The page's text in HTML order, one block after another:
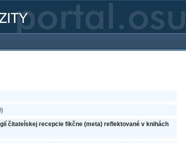
čitateĺskej recepcie fikčne (meta) reflektované v knihách